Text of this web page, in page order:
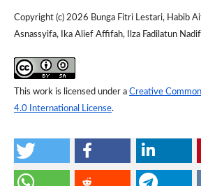
Copyright (c) 2026 Bunga Fitri Lestari, Habib
Asnassyifa, Ika Alief Affifah, Ilza Fadilatun
This work is licensed under a Creative
4.0 International License.